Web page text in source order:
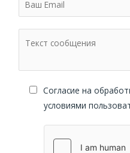
Cогласие на
условиями